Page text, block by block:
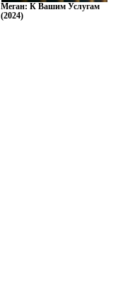
Меган: К Вашим Услугам
(2024)